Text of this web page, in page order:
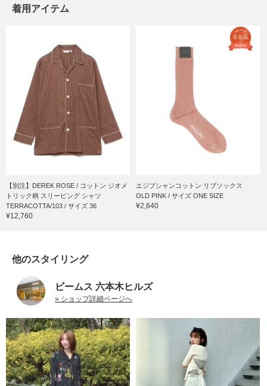
着用アイテム
【別注】DEREK ROSE / コットン ジオメ
トリック柄 スリーピング シャツ
TERRACOTTA/103 / サイズ 36
¥12,760
エジプシャンコットン リブソックス
OLD PINK / サイズ ONE SIZE
¥2,640
他のスタイリング
ビームス 六本木ヒルズ
» ショップ詳細ページへ